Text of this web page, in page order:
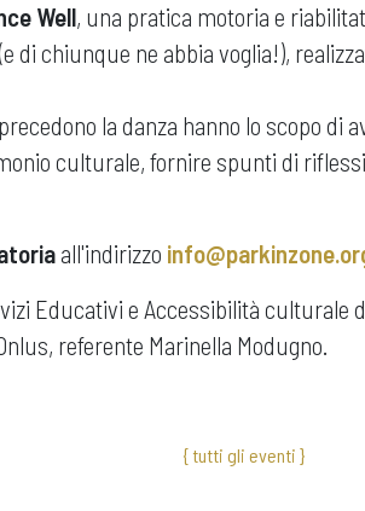
Well, una pratica motoria e
di chiunque ne abbia voglia!),
la danza hanno lo scopo di
culturale, fornire spunti di
all'indirizzo
Educativi e Accessibilità culturale
referente Marinella Modugno.
{ tutti gli eventi }